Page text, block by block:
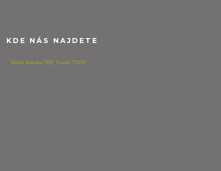
KDE NÁS NAJDETE
Dolní Jasenka 769,Vsetín 75501